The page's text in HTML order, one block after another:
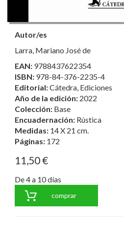
Autor/es
Larra, Mariano José de
EAN: 9788437622354
ISBN: 978-84-376-2235-4
Editorial:Cátedra, Ediciones
Año de la edición: 2022
Colección: Base
Encuadernación: Rústica
Medidas: 14 X 21 cm.
Páginas: 172
11,50 €
De 4 a 10 días
comprar